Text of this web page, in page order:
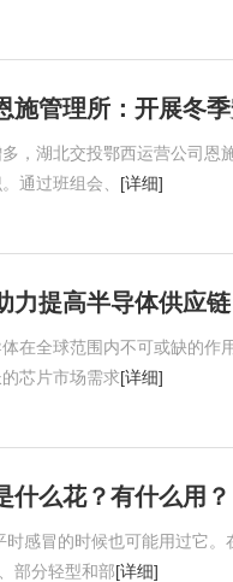
施管理所：开展冬
，湖北交投鄂西运营公司
通过班组会、 [详细]
力提高半导体供应链
在全球范围内不可或缺的
芯片市场需求[详细]
什么花？有什么用？
感冒的时候也可能用过它
部分轻型和部[详细]